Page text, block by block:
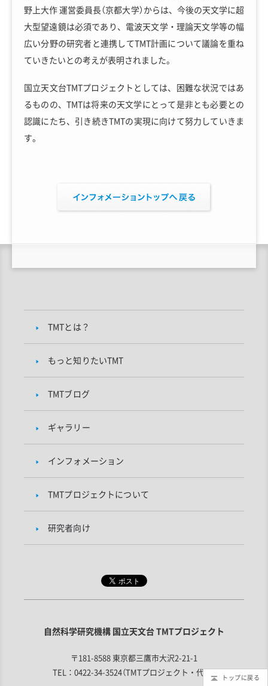
野上大作 運営委員長（京都大学）からは、今後の天文学に超
大型望遠鏡は必須であり、電波天文学・理論天文学等の幅
広い分野の研究者と連携してTMT計画について議論を重ね
ていきたいとの考えが表明されました。
国立天文台TMTプロジェクトとしては、困難な状況ではあ
るものの、TMTは将来の天文学にとって是非とも必要との
認識にたち、引き続きTMTの実現に向けて努力していきま
す。
TMTとは？
もっと知りたいTMT
TMTブログ
ギャラリー
インフォメーション
TMTプロジェクトについて
研究者向け
自然科学研究機構 国立天文台 TMTプロジェクト
〒181-8588 東京都三鷹市大沢2-21-1
TEL：0422-34-3524（TMTプロジェクト・代表）
トップに戻る